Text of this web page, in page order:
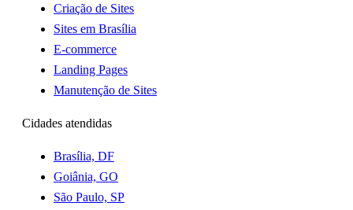
Criação de Sites
Sites em Brasília
E-commerce
Landing Pages
Manutenção de Sites
Cidades atendidas
Brasília, DF
Goiânia, GO
São Paulo, SP